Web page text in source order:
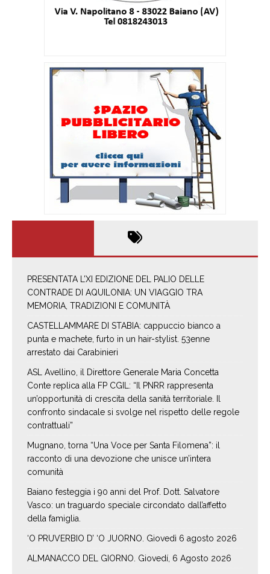
PRESENTATA L’XI EDIZIONE DEL PALIO DELLE
CONTRADE DI AQUILONIA: UN VIAGGIO TRA
MEMORIA, TRADIZIONI E COMUNITÀ
CASTELLAMMARE DI STABIA: cappuccio bianco a
punta e machete, furto in un hair-stylist. 53enne
arrestato dai Carabinieri
ASL Avellino, il Direttore Generale Maria Concetta
Conte replica alla FP CGIL: “Il PNRR rappresenta
un’opportunità di crescita della sanità territoriale. Il
confronto sindacale si svolge nel rispetto delle regole
contrattuali”
Mugnano, torna “Una Voce per Santa Filomena”: il
racconto di una devozione che unisce un’intera
comunità
Baiano festeggia i 90 anni del Prof. Dott. Salvatore
Vasco: un traguardo speciale circondato dall’affetto
della famiglia.
‘O PRUVERBIO D’ ‘O JUORNO. Giovedì 6 agosto 2026
ALMANACCO DEL GIORNO. Giovedí, 6 Agosto 2026